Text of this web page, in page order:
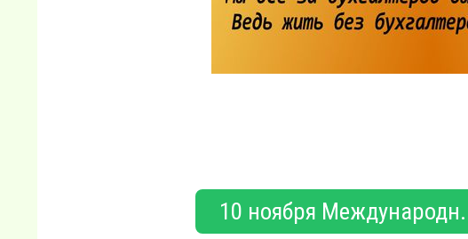
10 ноября Международн.